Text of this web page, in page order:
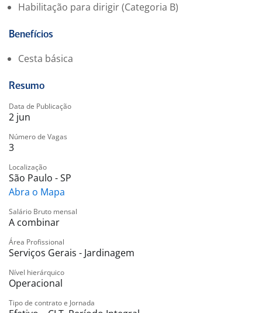
Habilitação para dirigir (Categoria B)
Benefícios
Cesta básica
Resumo
Data de Publicação
2 jun
Número de Vagas
3
Localização
São Paulo - SP
Abra o Mapa
Salário Bruto mensal
A combinar
Área Profissional
Serviços Gerais - Jardinagem
Nível hierárquico
Operacional
Tipo de contrato e Jornada